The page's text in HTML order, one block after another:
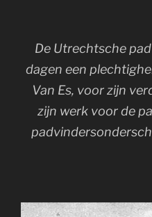
De Utrechtsche
dagen een
Van Es, voor zijn
zijn werk voor de